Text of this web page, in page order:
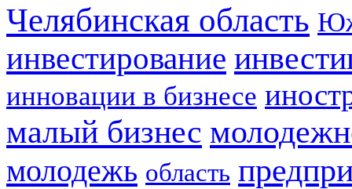
Челябинская область
инвестирование
инновации в бизнесе
малый бизнес
молодежь область